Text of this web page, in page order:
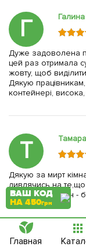
Г
Дуже задоволена
цей раз отримала
жовту, щоб
Дякую
контейнері,
Т Тамара
Дякую за мирт
дивлячись на
більше 70 годин -
негаразди
ВАШ КОД
НА 450грн
Главная